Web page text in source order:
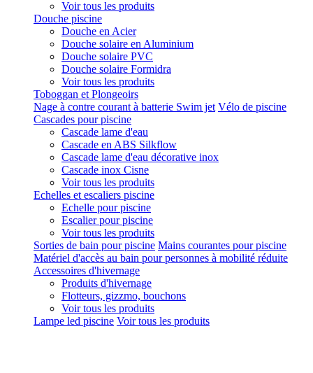
Voir tous les produits
Douche piscine
Douche en Acier
Douche solaire en Aluminium
Douche solaire PVC
Douche solaire Formidra
Voir tous les produits
Toboggan et Plongeoirs
Nage à contre courant à batterie Swim jet Vélo de piscine
Cascades pour piscine
Cascade lame d'eau
Cascade en ABS Silkflow
Cascade lame d'eau décorative inox
Cascade inox Cisne
Voir tous les produits
Echelles et escaliers piscine
Echelle pour piscine
Escalier pour piscine
Voir tous les produits
Sorties de bain pour piscine Mains courantes pour piscine
Matériel d'accès au bain pour personnes à mobilité réduite
Accessoires d'hivernage
Produits d'hivernage
Flotteurs, gizzmo, bouchons
Voir tous les produits
Lampe led piscine Voir tous les produits